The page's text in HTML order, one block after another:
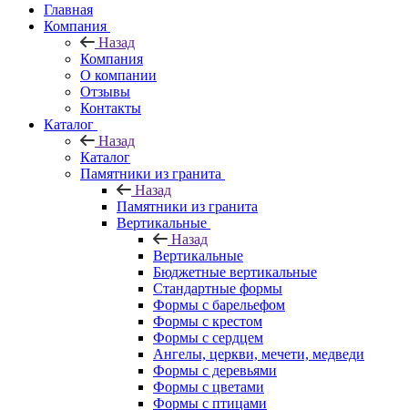
Главная
Компания
Назад
Компания
О компании
Отзывы
Контакты
Каталог
Назад
Каталог
Памятники из гранита
Назад
Памятники из гранита
Вертикальные
Назад
Вертикальные
Бюджетные вертикальные
Стандартные формы
Формы с барельефом
Формы с крестом
Формы с сердцем
Ангелы, церкви, мечети, медведи
Формы с деревьями
Формы с цветами
Формы с птицами